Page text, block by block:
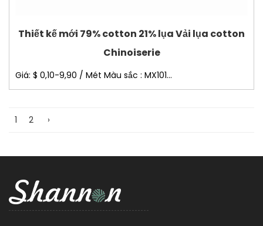
Thiết kế mới 79% cotton 21% lụa Vải lụa cotton
Chinoiserie
Giá: $ 0,10-9,90 / Mét Màu sắc : MX101...
1 2 ›